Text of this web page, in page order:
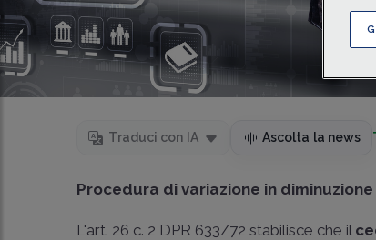
Traduci con IA Ascolta la news
Procedura di variazione in
L'art. 26 c. 2 DPR 633/72 stabilisce che il